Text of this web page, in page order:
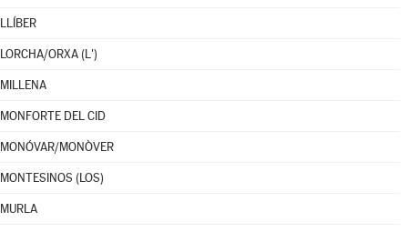
LLÍBER
LORCHA/ORXA (L')
MILLENA
MONFORTE DEL CID
MONÓVAR/MONÒVER
MONTESINOS (LOS)
MURLA